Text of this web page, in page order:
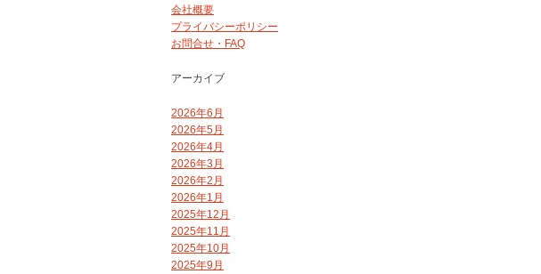
会社概要
プライバシーポリシー
お問合せ・FAQ
アーカイブ
2026年6月
2026年5月
2026年4月
2026年3月
2026年2月
2026年1月
2025年12月
2025年11月
2025年10月
2025年9月